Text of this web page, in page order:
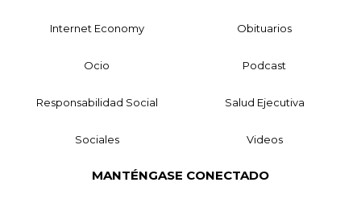
Internet Economy Obituarios
Ocio Podcast
Responsabilidad Social Salud Ejecutiva
Sociales Videos
MANTÉNGASE CONECTADO